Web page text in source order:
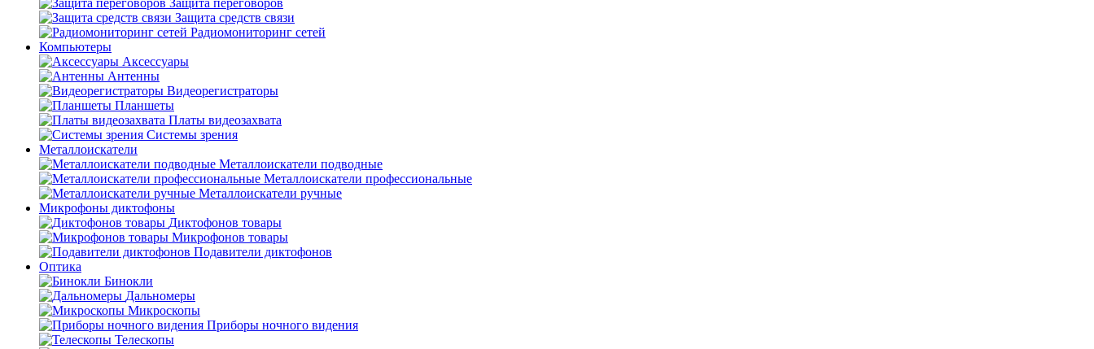
Защита переговоров
Защита средств связи
Радиомониторинг сетей
Компьютеры
Аксессуары
Антенны
Видеорегистраторы
Планшеты
Платы видеозахвата
Системы зрения
Металлоискатели
Металлоискатели подводные
Металлоискатели профессиональные
Металлоискатели ручные
Микрофоны диктофоны
Диктофонов товары
Микрофонов товары
Подавители диктофонов
Оптика
Бинокли
Дальномеры
Микроскопы
Приборы ночного видения
Телескопы